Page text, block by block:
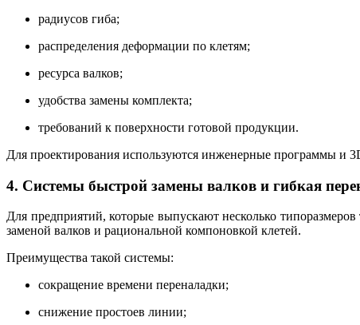
радиусов гиба;
распределения деформации по клетям;
ресурса валков;
удобства замены комплекта;
требований к поверхности готовой продукции.
Для проектирования используются инженерные программы и
4. Системы быстрой замены валков и гибкая
Для предприятий, которые выпускают несколько
заменой валков и рациональной компоновкой клетей.
Преимущества такой системы:
сокращение времени переналадки;
снижение простоев линии;